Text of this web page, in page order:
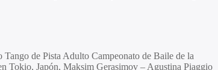
de Pista Adulto Campeonato de Baile de la
Tokio, Japón, Maksim Gerasimov – Agustina Piaggio